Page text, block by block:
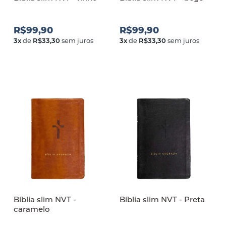
R$99,90
3xde R$33,30sem juros
R$99,90
3xde R$33,30sem juros
Bíblia slim NVT -
caramelo
Bíblia slim NVT - Preta